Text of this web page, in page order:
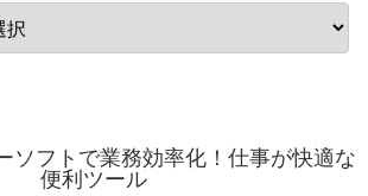
ソフトで業務効率化！仕事が快適な
便利ツール